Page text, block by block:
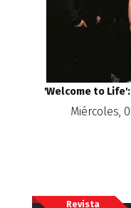
'Welcome to
Miércoles,
Revista